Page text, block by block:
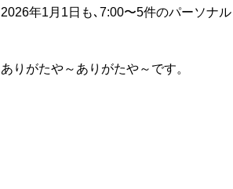
2026年1月1日も､7:00〜5件のパーソナ
ありがたや～ありがたや～です。